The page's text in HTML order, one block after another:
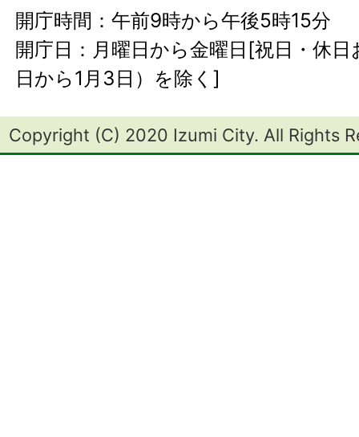
開庁時間：午前9時から午後5時15分
開庁日：月曜日から金曜日[祝日・休
日から1月3日）を除く]
Copyright (C) 2020 Izumi City. All Rights